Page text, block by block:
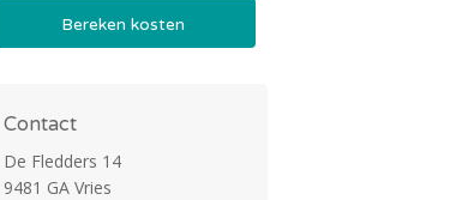
Bereken kosten
Contact
De Fledders 14
9481 GA Vries